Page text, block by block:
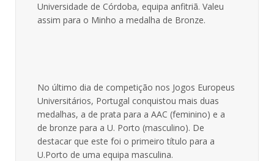
Universidade de Córdoba, equipa anfitriã. Valeu
assim para o Minho a medalha de Bronze.
No último dia de competição nos Jogos Europeus
Universitários, Portugal conquistou mais duas
medalhas, a de prata para a AAC (feminino) e a
de bronze para a U. Porto (masculino). De
destacar que este foi o primeiro título para a
U.Porto de uma equipa masculina.